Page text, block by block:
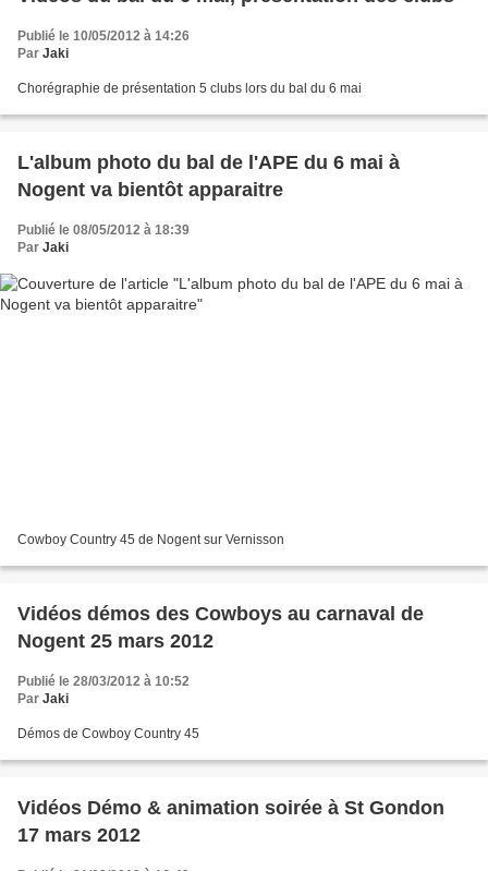
Publié le 10/05/2012 à 14:26
Par Jaki
Chorégraphie de présentation 5 clubs lors du bal du 6 mai
L'album photo du bal de l'APE du 6 mai à
Nogent va bientôt apparaitre
Publié le 08/05/2012 à 18:39
Par Jaki
Cowboy Country 45 de Nogent sur Vernisson
Vidéos démos des Cowboys au carnaval de
Nogent 25 mars 2012
Publié le 28/03/2012 à 10:52
Par Jaki
Démos de Cowboy Country 45
Vidéos Démo & animation soirée à St Gondon
17 mars 2012